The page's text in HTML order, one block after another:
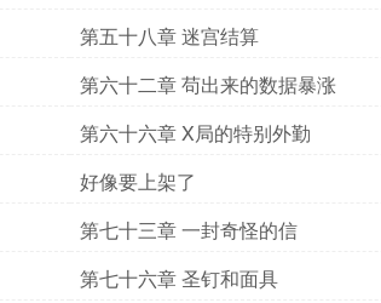
第五十八章 迷宫结算
第六十二章 苟出来的数据暴涨
第六十六章 X局的特别外勤
好像要上架了
第七十三章 一封奇怪的信
第七十六章 圣钉和面具